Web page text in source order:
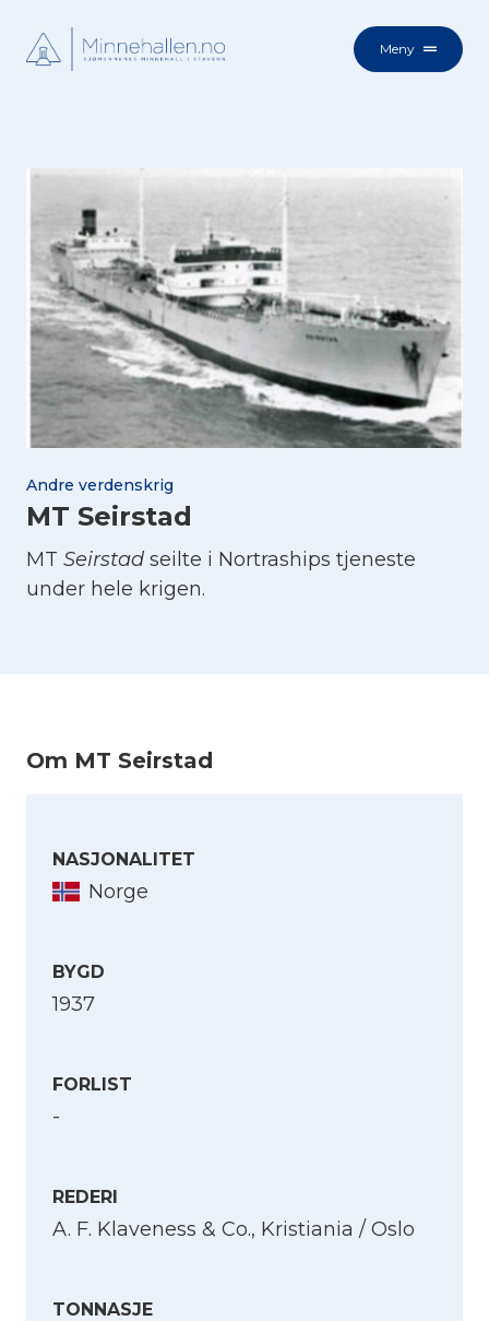
Meny
Andre verdenskrig
MT Seirstad
MT Seirstad seilte i Nortraships tjeneste
under hele krigen.
Om MT Seirstad
NASJONALITET
Norge
BYGD
1937
FORLIST
-
REDERI
A. F. Klaveness & Co., Kristiania / Oslo
TONNASJE